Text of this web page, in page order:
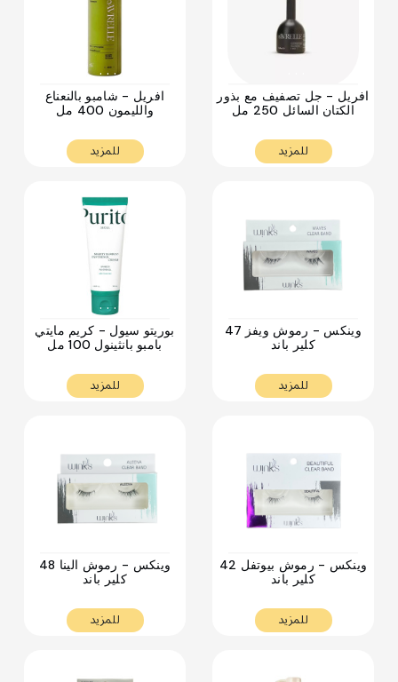
. . .
افريل - شامبو بالنعناع
والليمون 400 مل
للمزيد
افريل - جل تصفيف مع بذور
الكتان السائل 250 مل
للمزيد
. . .
بوريتو سيول - كريم مايتي
بامبو بانثينول 100 مل
للمزيد
وينكس - رموش ويفز 47
كلير باند
للمزيد
وينكس - رموش الينا 48
كلير باند
للمزيد
وينكس - رموش بيوتفل 42
كلير باند
للمزيد